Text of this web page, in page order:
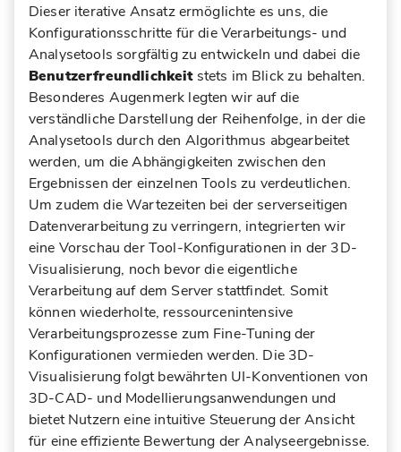
Dieser iterative Ansatz ermöglichte es uns, die
Konfigurationsschritte für die Verarbeitungs- und
Analysetools sorgfältig zu entwickeln und dabei die
Benutzerfreundlichkeitstets im Blick zu behalten.
Besonderes Augenmerk legten wir auf die
verständliche Darstellung der Reihenfolge, in der die
Analysetools durch den Algorithmus abgearbeitet
werden, um die Abhängigkeiten zwischen den
Ergebnissen der einzelnen Tools zu verdeutlichen.
Um zudem die Wartezeiten bei der serverseitigen
Datenverarbeitung zu verringern, integrierten wir
eine Vorschau der Tool-Konfigurationen in der 3D-
Visualisierung, noch bevor die eigentliche
Verarbeitung auf dem Server stattfindet. Somit
können wiederholte, ressourcenintensive
Verarbeitungsprozesse zum Fine-Tuning der
Konfigurationen vermieden werden. Die 3D-
Visualisierung folgt bewährten UI-Konventionen von
3D-CAD- und Modellierungsanwendungen und
bietet Nutzern eine intuitive Steuerung der Ansicht
für eine effiziente Bewertung der Analyseergebnisse.